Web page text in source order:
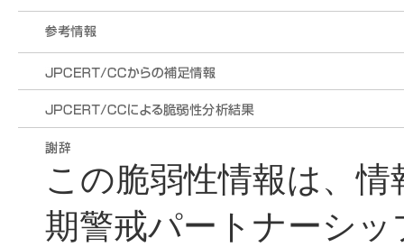
この脆弱性情報は、
期警戒パートナーシ